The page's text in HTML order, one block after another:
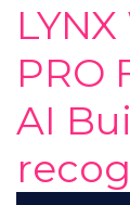
PRO
AI